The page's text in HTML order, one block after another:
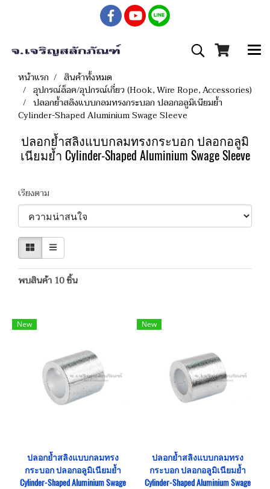
หน้าแรก
สินค้าทั้งหมด
อุปกรณ์ล็อค/อุปกรณ์เกี่ยว (Hook, Wire Rope, Accessories)
ปลอกย้ำสลิงแบบกลมทรงกระบอก ปลอกอลูมิเนียมย้ำ
Cylinder-Shaped Aluminium Swage Sleeve
ปลอกย้ำสลิงแบบกลมทรงกระบอก ปลอกอลูมิ
เนียมย้ำ Cylinder-Shaped Aluminium Swage Sleeve
เรียงตาม
พบสินค้า 10 ชิ้น
New
ปลอกย้ำสลิงแบบกลมทรง
กระบอก ปลอกอลูมิเนียมย้ำ
Cylinder-Shaped Aluminium Swage
New
ปลอกย้ำสลิงแบบกลมทรง
กระบอก ปลอกอลูมิเนียมย้ำ
Cylinder-Shaped Aluminium Swage